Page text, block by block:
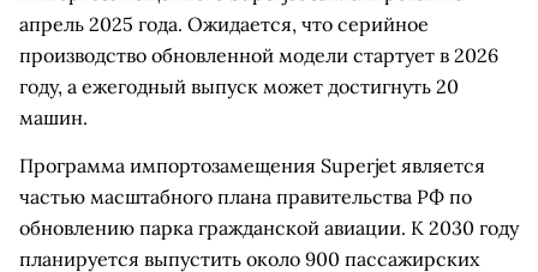
апрель 2025 года. Ожидается, что серийное
производство обновленной модели стартует в 2026
году, а ежегодный выпуск может достигнуть 20
машин.
Программа импортозамещения Superjet является
частью масштабного плана правительства РФ по
обновлению парка гражданской авиации. К 2030 году
планируется выпустить около 900 пассажирских